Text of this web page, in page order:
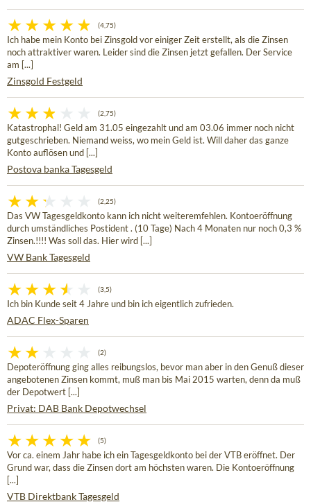
(4,75)
Ich habe mein Konto bei Zinsgold vor einiger Zeit erstellt, als die Zinsen
noch attraktiver waren. Leider sind die Zinsen jetzt gefallen. Der Service
am [...]
Zinsgold Festgeld
(2,75)
Katastrophal! Geld am 31.05 eingezahlt und am 03.06 immer noch nicht
gutgeschrieben. Niemand weiss, wo mein Geld ist. Will daher das ganze
Konto auflösen und [...]
Postova banka Tagesgeld
(2,25)
Das VW Tagesgeldkonto kann ich nicht weiteremfehlen. Kontoeröffnung
durch umständliches Postident . (10 Tage) Nach 4 Monaten nur noch 0,3 %
Zinsen.!!!! Was soll das. Hier wird [...]
VW Bank Tagesgeld
(3,5)
Ich bin Kunde seit 4 Jahre und bin ich eigentlich zufrieden.
ADAC Flex-Sparen
(2)
Depoteröffnung ging alles reibungslos, bevor man aber in den Genuß dieser
angebotenen Zinsen kommt, muß man bis Mai 2015 warten, denn da muß
der Depotwert [...]
Privat: DAB Bank Depotwechsel
(5)
Vor ca. einem Jahr habe ich ein Tagesgeldkonto bei der VTB eröffnet. Der
Grund war, dass die Zinsen dort am höchsten waren. Die Kontoeröffnung
[...]
VTB Direktbank Tagesgeld